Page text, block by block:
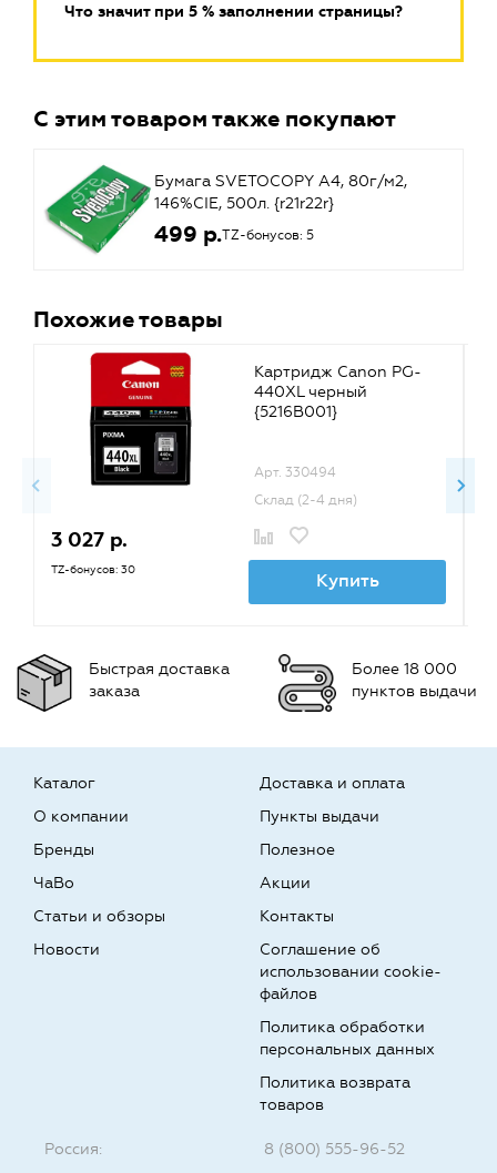
Что значит при 5 % заполнении страницы?
С этим товаром также покупают
Бумага SVETOCOPY A4, 80г/м2,
146%CIE, 500л. {r21r22r}
499 р.TZ-бонусов: 5
Похожие товары
Картридж Canon PG-
440XL черный
{5216B001}
Арт. 330494
Склад (2-4 дня)
3 027 р.
TZ-бонусов: 30 Купить
Быстрая доставка
заказа
Более 18 000
пунктов выдачи
Каталог
О компании
Бренды
Доставка и оплата
Пункты выдачи
Полезное
ЧаВо
Статьи и обзоры
Новости
Акции
Контакты
Соглашение об
использовании cookie-
файлов
Политика обработки
персональных данных
Политика возврата
товаров
Россия: 8 (800) 555-96-52